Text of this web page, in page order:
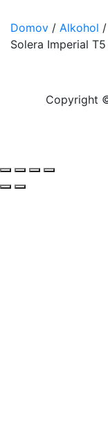
Domov / Alkohol /
Solera Imperial
Copyright